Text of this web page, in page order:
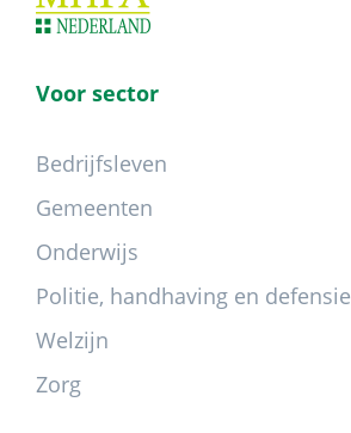
Voor sector
Bedrijfsleven
Gemeenten
Onderwijs
Politie, handhaving en defensie
Welzijn
Zorg